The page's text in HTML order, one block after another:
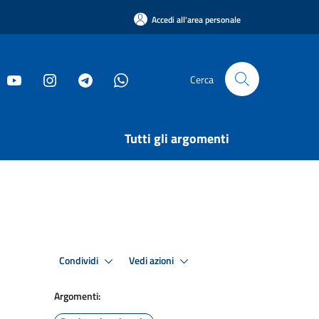
Accedi all'area personale
Cerca
Tutti gli argomenti
Condividi Vedi azioni
Argomenti: